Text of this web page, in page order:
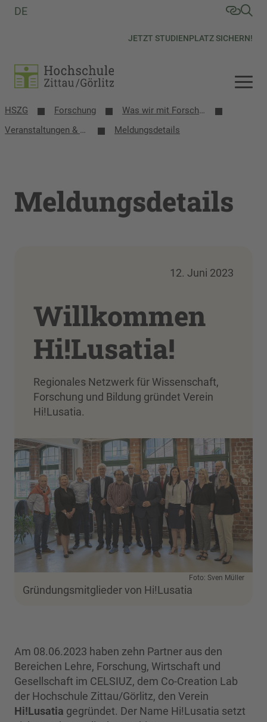
JETZT STUDIENPLATZ SICHERN!
DE
HSZG Forschung
Was wir mit Forschung bewegen
Veranstaltungen & Termine
Meldungsdetails
Meldungsdetails
12. Juni 2023
Willkommen
Hi!Lusatia!
Regionales Netzwerk für Wissenschaft,
Forschung und Bildung gründet Verein
Hi!Lusatia.
Foto: Sven Müller
Gründungsmitglieder von Hi!Lusatia
Am 08.06.2023 haben zehn Partner aus den
Bereichen Lehre, Forschung, Wirtschaft und
Gesellschaft im CELSIUZ, dem Co-Creation Lab
der Hochschule Zittau/Görlitz, den Verein
Hi!Lusatia gegründet. Der Name Hi!Lusatia setzt